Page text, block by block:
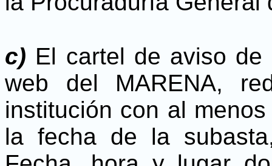
c) El cartel de aviso
web del MARENA,
institución con al
la fecha de la